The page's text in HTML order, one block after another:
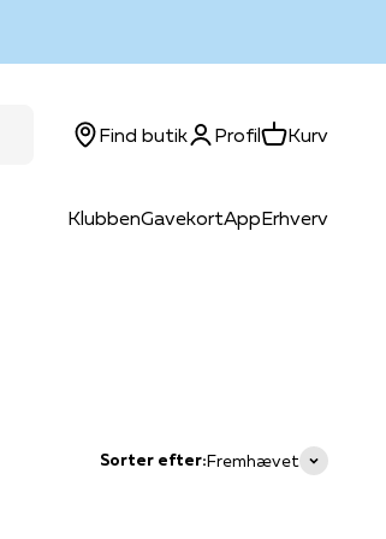
KlubbenGavekortAppErhverv
Find butikLog ind
ProfilKurvKurv
Sorter efter:Fremhævet